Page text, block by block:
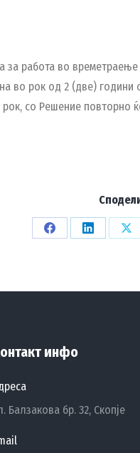
работа во
во рок од 2 (две)
со Решение
Share
Share
инфо
Балзакова бр. 32, Скопје